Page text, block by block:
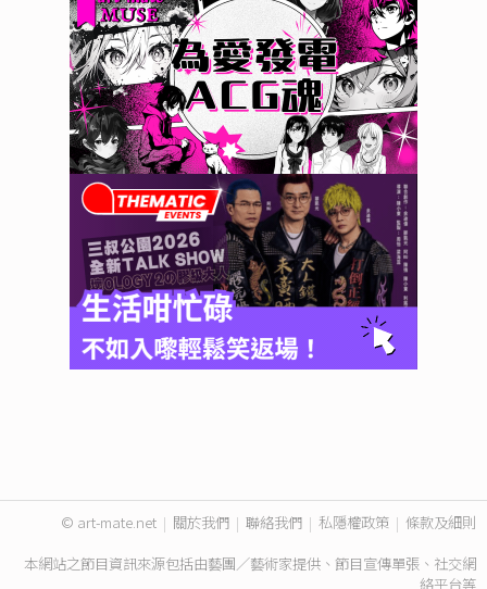
© art-mate.net | 關於我們 | 聯絡我們 | 私隱權政策 | 條款及細則
本網站之節目資訊來源包括由藝團／藝術家提供、節目宣傳單張、社交網
絡平台等